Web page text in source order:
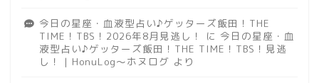
今日の星座・血液型占い♪ゲッターズ飯田！THE
TIME！TBS！2026年8月見逃し！
に 今日の星座・血
液型占い♪ゲッターズ飯田！THE TIME！TBS！見逃
し！ | HonuLog～ホヌログ より